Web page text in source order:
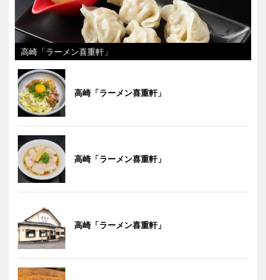
高崎「ラーメン喜重軒」
高崎「ラーメン喜重軒」
高崎「ラーメン喜重軒」
高崎「ラーメン喜重軒」